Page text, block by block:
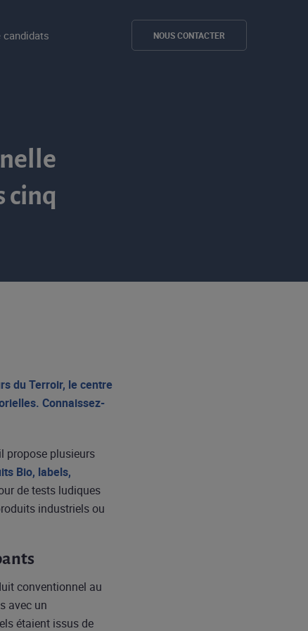
candidats NOUS CONTACTER
cinq
du Terroir, le centre
Connaissez-
propose plusieurs
Bio, labels,
de tests ludiques
industriels ou
conventionnel au
avec un
étaient issus de